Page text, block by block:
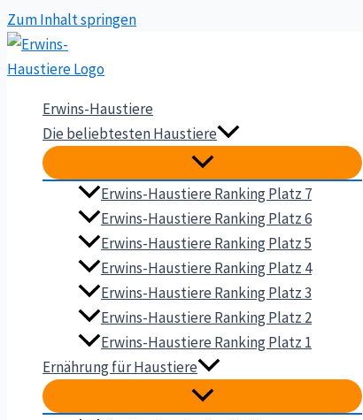
Zum Inhalt springen
Erwins-Haustiere
Die beliebtesten Haustiere
Erwins-Haustiere Ranking Platz 7
Erwins-Haustiere Ranking Platz 6
Erwins-Haustiere Ranking Platz 5
Erwins-Haustiere Ranking Platz 4
Erwins-Haustiere Ranking Platz 3
Erwins-Haustiere Ranking Platz 2
Erwins-Haustiere Ranking Platz 1
Ernährung für Haustiere